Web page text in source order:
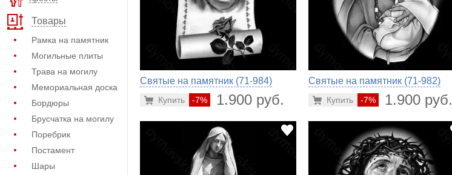
Товары
Рамка на памятник
Могильные плиты
Трава на могилу
Мемориальная доска
Бордюры
Брусчатка на могилу
Поребрик
Постамент
Шары
Святые на памятник (71-984)
-7% 1.900 руб.
Купить
Святые на памятник (71-982)
-7% 1.900 руб.
Купить